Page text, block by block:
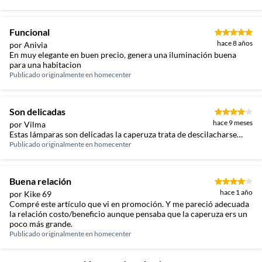
Funcional
por Anivia hace 8 años
En muy elegante en buen precio, genera una iluminación buena
para una habitacion
Publicado originalmente en homecenter
Son delicadas
por Vilma hace 9 meses
Estas lámparas son delicadas la caperuza trata de descilacharse…
Publicado originalmente en homecenter
Buena relación
por Kike 69 hace 1 año
Compré este artículo que vi en promoción. Y me pareció adecuada
la relación costo/beneficio aunque pensaba que la caperuza ers un
poco más grande.
Publicado originalmente en homecenter